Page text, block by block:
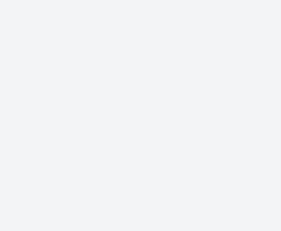
in new window